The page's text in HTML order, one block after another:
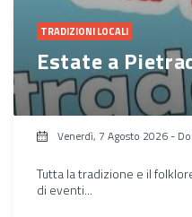
TRADIZIONI LOCALI
Estate a
Venerdì, 7 Agosto 2026 -
Tutta la tradizione e il
di eventi...